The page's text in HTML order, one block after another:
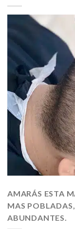
AMARÁS ESTA
MAS
ABUNDANTES.